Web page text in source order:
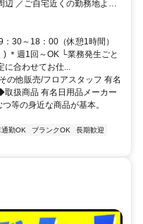
辺 ／ご自宅近くの勤務地より
通機関どちらでもOK！
30～18：00（休憩1時間）
＊週1回～OK └業務発生ごと
に合わせてお仕...
の他販売/フロアスタッフ 有名
扱商品 有名日用品メーカー
等の身近な商品が基本。
通勤OK ブランクOK
長期歓迎